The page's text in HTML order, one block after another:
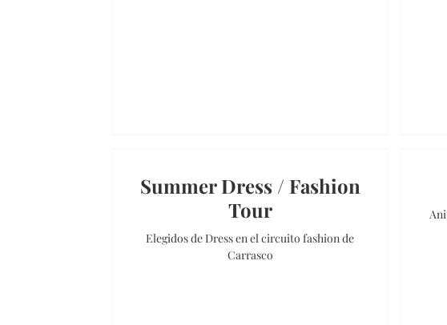
Summer Dress / Fashion
Tour
Elegidos de Dress en el circuito fashion de
Carrasco